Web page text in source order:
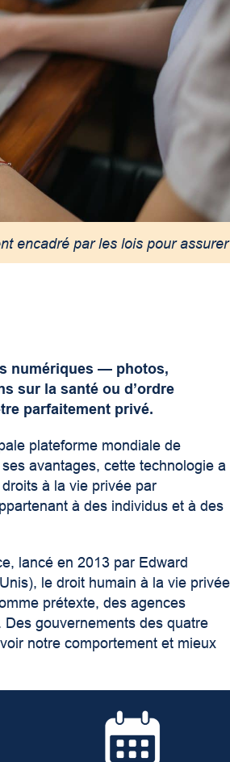
encadré par les lois pour assurer
numériques — photos,
sur la santé ou d’ordre
parfaitement privé.
plateforme mondiale de
avantages, cette technologie a
à la vie privée par
à des individus et à des
lancé en 2013 par Edward
le droit humain à la vie privée
prétexte, des agences
gouvernements des quatre
notre comportement et mieux